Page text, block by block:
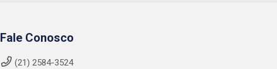
Fale Conosco
(21) 2584-3524